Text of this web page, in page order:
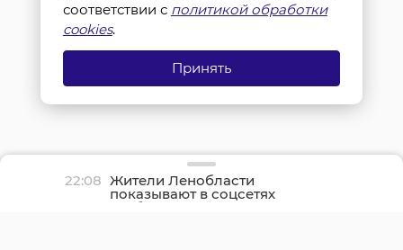
22:08 Жители Ленобласти
показывают в соцсетях
грибные трофеи
соответствии с политикой обработки
cookies.
Принять